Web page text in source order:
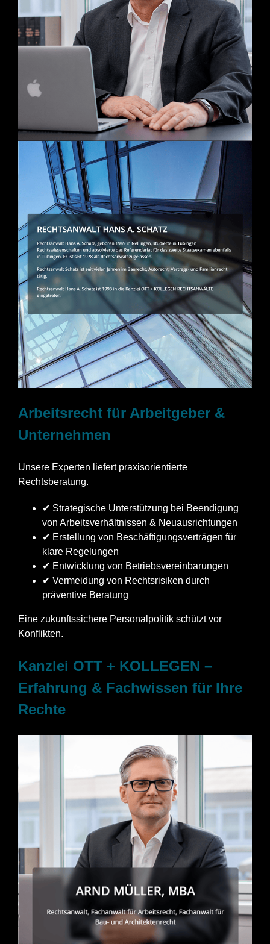
Arbeitsrecht für Arbeitgeber &
Unternehmen
Unsere Experten liefert praxisorientierte
Rechtsberatung.
✔ Strategische Unterstützung bei Beendigung
von Arbeitsverhältnissen & Neuausrichtungen
✔ Erstellung von Beschäftigungsverträgen für
klare Regelungen
✔ Entwicklung von Betriebsvereinbarungen
✔ Vermeidung von Rechtsrisiken durch
präventive Beratung
Eine zukunftssichere Personalpolitik schützt vor
Konflikten.
Kanzlei OTT + KOLLEGEN –
Erfahrung & Fachwissen für Ihre
Rechte